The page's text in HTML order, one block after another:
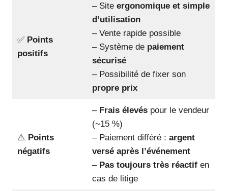
✅ Points
positifs
– Site ergonomique et simple
d’utilisation
– Vente rapide possible
– Système de paiement
sécurisé
– Possibilité de fixer son
propre prix
⚠️ Points
négatifs
– Frais élevéspour le vendeur
(~15 %)
– Paiement différé : argent
versé après l’événement
– Pas toujours très réactifen
cas de litige